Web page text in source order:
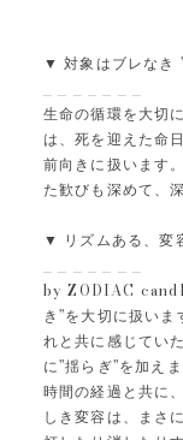
▼ 対象はブレなき
生命の循環を大
は、死を迎えた命
前向きに扱います
た歓びも深めて、
▼ リズムある、変
by ZODIAC
き"を大切に扱い
れと共に感じてい
に"揺らぎ"を加え
時間の経過と共に
しき変容は、まさ